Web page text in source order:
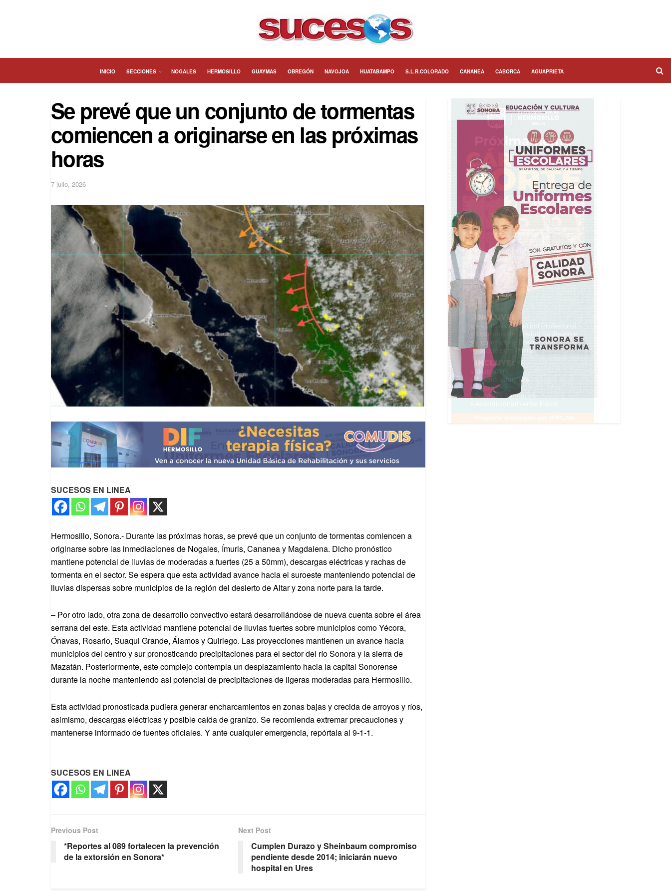
INICIO SECCIONES NOGALES HERMOSILLO GUAYMAS OBREGÓN NAVOJOA HUATABAMPO S.L.R.COLORADO CANANEA CABORCA AGUAPRIETA
Se prevé que un conjunto de tormentas
comiencen a originarse en las próximas
horas
7 julio, 2026
SUCESOS EN LINEA
Hermosillo, Sonora.- Durante las próximas horas, se prevé que un conjunto de tormentas comiencen a
originarse sobre las inmediaciones de Nogales, Ímuris, Cananea y Magdalena. Dicho pronóstico
mantiene potencial de lluvias de moderadas a fuertes (25 a 50mm), descargas eléctricas y rachas de
tormenta en el sector. Se espera que esta actividad avance hacia el suroeste manteniendo potencial de
lluvias dispersas sobre municipios de la región del desierto de Altar y zona norte para la tarde.
– Por otro lado, otra zona de desarrollo convectivo estará desarrollándose de nueva cuenta sobre el área
serrana del este. Esta actividad mantiene potencial de lluvias fuertes sobre municipios como Yécora,
Ónavas, Rosario, Suaqui Grande, Álamos y Quiriego. Las proyecciones mantienen un avance hacia
municipios del centro y sur pronosticando precipitaciones para el sector del río Sonora y la sierra de
Mazatán. Posteriormente, este complejo contempla un desplazamiento hacia la capital Sonorense
durante la noche manteniendo así potencial de precipitaciones de ligeras moderadas para Hermosillo.
Esta actividad pronosticada pudiera generar encharcamientos en zonas bajas y crecida de arroyos y ríos,
asimismo, descargas eléctricas y posible caída de granizo. Se recomienda extremar precauciones y
mantenerse informado de fuentes oficiales. Y ante cualquier emergencia, repórtala al 9-1-1.
SUCESOS EN LINEA
Previous Post
*Reportes al 089 fortalecen la prevención
de la extorsión en Sonora*
Next Post
Cumplen Durazo y Sheinbaum compromiso
pendiente desde 2014; iniciarán nuevo
hospital en Ures